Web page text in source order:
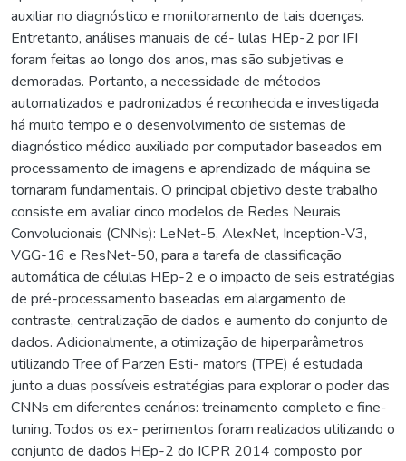
auxiliar no diagnóstico e monitoramento de tais doenças.
Entretanto, análises manuais de cé- lulas HEp-2 por IFI
foram feitas ao longo dos anos, mas são subjetivas e
demoradas. Portanto, a necessidade de métodos
automatizados e padronizados é reconhecida e investigada
há muito tempo e o desenvolvimento de sistemas de
diagnóstico médico auxiliado por computador baseados em
processamento de imagens e aprendizado de máquina se
tornaram fundamentais. O principal objetivo deste trabalho
consiste em avaliar cinco modelos de Redes Neurais
Convolucionais (CNNs): LeNet-5, AlexNet, Inception-V3,
VGG-16 e ResNet-50, para a tarefa de classificação
automática de células HEp-2 e o impacto de seis estratégias
de pré-processamento baseadas em alargamento de
contraste, centralização de dados e aumento do conjunto de
dados. Adicionalmente, a otimização de hiperparâmetros
utilizando Tree of Parzen Esti- mators (TPE) é estudada
junto a duas possíveis estratégias para explorar o poder das
CNNs em diferentes cenários: treinamento completo e fine-
tuning. Todos os ex- perimentos foram realizados utilizando o
conjunto de dados HEp-2 do ICPR 2014 composto por